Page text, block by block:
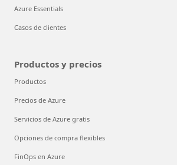
Azure Essentials
Casos de clientes
Productos y precios
Productos
Precios de Azure
Servicios de Azure gratis
Opciones de compra flexibles
FinOps en Azure